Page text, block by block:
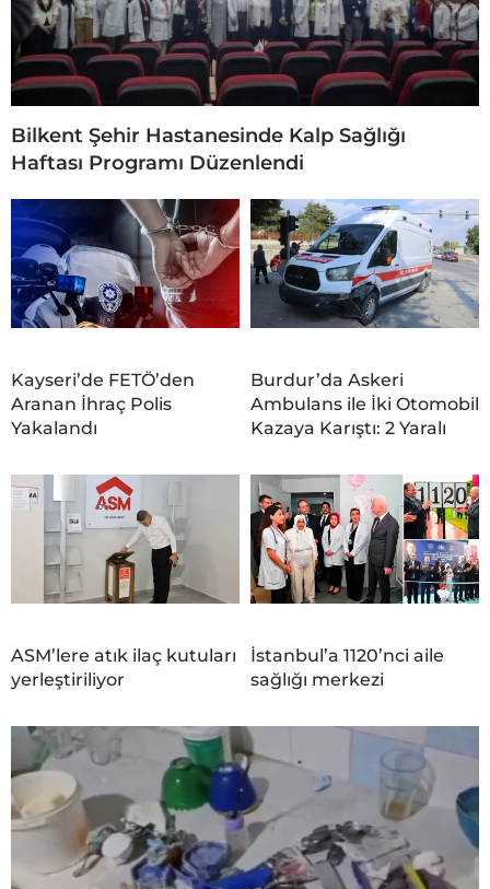
Bilkent Şehir Hastanesinde Kalp Sağlığı
Haftası Programı Düzenlendi
Kayseri’de FETÖ’den
Aranan İhraç Polis
Yakalandı
Burdur’da Askeri
Ambulans ile İki Otomobil
Kazaya Karıştı: 2 Yaralı
ASM’lere atık ilaç kutuları
yerleştiriliyor
İstanbul’a 1120’nci aile
sağlığı merkezi